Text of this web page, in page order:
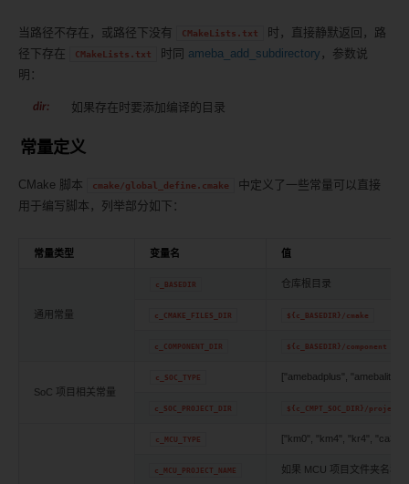
当路径不存在，或路径下没有 CMakeLists.txt
时，直接静默返回，路
径下存在
CMakeLists.txt 时同 ameba_add_subdirectory ，参数说
明：
dir: 如果存在时要添加编译的目录
常量定义
CMake 脚本 cmake/global_define.cmake
中定义了一些常量可以直接
用于编写脚本，列举部分如下：
常量类型 变量名 值
通用常量
c_BASEDIR 仓库根目录
c_CMAKE_FILES_DIR ${c_BASEDIR}/cmake
c_COMPONENT_DIR ${c_BASEDIR}/component
SoC 项目相关常量
c_SOC_TYPE ["amebadplus", "amebalite",
c_SOC_PROJECT_DIR ${c_CMPT_SOC_DIR}/project
c_MCU_TYPE ["km0", "km4", "kr4",
c_MCU_PROJECT_NAME 如果 MCU 项目文件夹名称